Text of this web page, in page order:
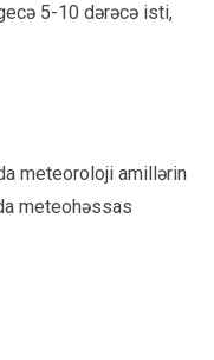
5-10 dərəcə isti,
meteoroloji amillərin
meteohəssas